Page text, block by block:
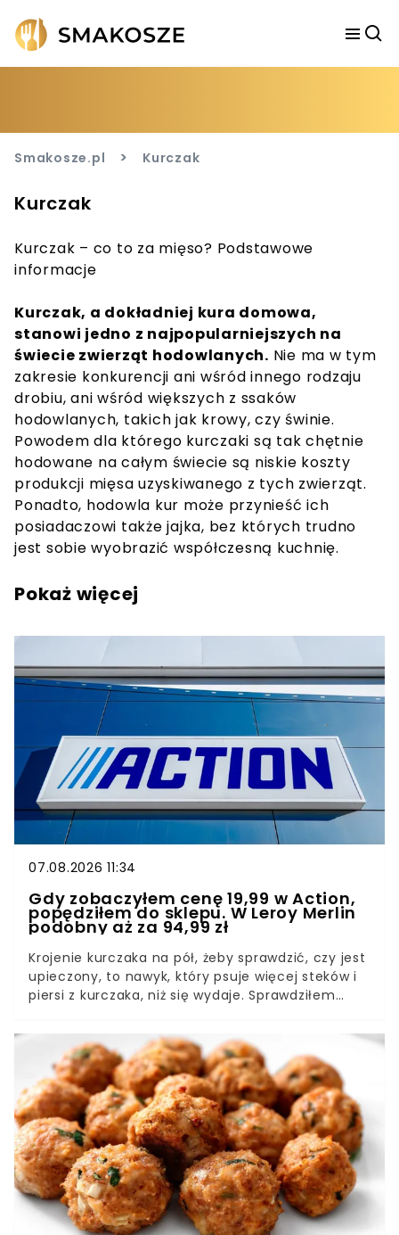
Smakosze.pl > Kurczak
Kurczak
Kurczak – co to za mięso? Podstawowe
informacje
Kurczak, a dokładniej kura domowa,
stanowi jedno z najpopularniejszych na
świecie zwierząt hodowlanych. Nie ma w tym
zakresie konkurencji ani wśród innego rodzaju
drobiu, ani wśród większych z ssaków
hodowlanych, takich jak krowy, czy świnie.
Powodem dla którego kurczaki są tak chętnie
hodowane na całym świecie są niskie koszty
produkcji mięsa uzyskiwanego z tych zwierząt.
Ponadto, hodowla kur może przynieść ich
posiadaczowi także jajka, bez których trudno
jest sobie wyobrazić współczesną kuchnię.
Pokaż więcej
07.08.2026 11:34
Gdy zobaczyłem cenę 19,99 w Action,
popędziłem do sklepu. W Leroy Merlin
podobny aż za 94,99 zł
Krojenie kurczaka na pół, żeby sprawdzić, czy jest
upieczony, to nawyk, który psuje więcej steków i
piersi z kurczaka, niż się wydaje. Sprawdziłem
który kosztuje mniej niż 20 zł i ma mierzyć
temperaturę w środku porcji bez zgadywania.
Sezon grillowy to najlepszy moment, żeby
przestać polegać na oku i przekroju.